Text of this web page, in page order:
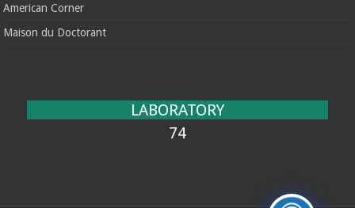
American Corner
Maison du Doctorant
LABORATORY
74